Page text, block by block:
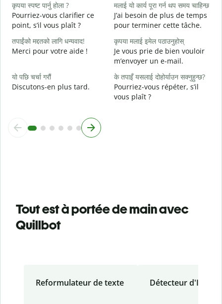
कृपया स्पष्ट पार्नु होला ?
Pourriez-vous clarifier ce
point, s’il vous plaît ?
मलाई यो कार्य पूरा गर्न थप समय चाहिन्छ
J’ai besoin de plus de temps
pour terminer cette tâche.
तपाईंको मद्दतको लागि धन्यवाद!
Merci pour votre aide !
कृपया मलाई इमेल पठाउनुहोस्
Je vous prie de bien vouloir
m’envoyer un e-mail.
यो पछि चर्चा गरौं
Discutons-en plus tard.
के तपाइँ यसलाई दोहोर्याउन सक्नुहुन्छ?
Pourriez-vous répéter, s’il
vous plaît ?
Tout est à portée de main avec
Quillbot
Reformulateur de texte Détecteur d'IA